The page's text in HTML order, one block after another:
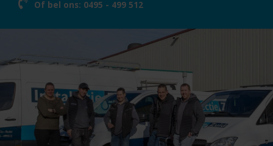
Thermografie
Ultrasoontechniek
Vacature
Of bel ons: 0495 - 499 512